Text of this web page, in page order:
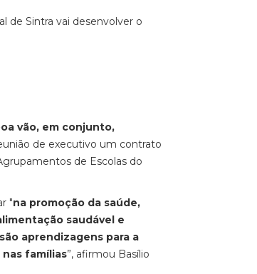
de Sintra vai desenvolver o
vão, em conjunto,
de executivo um contrato
de Escolas do
"na promoção da saúde,
saudável e
aprendizagens para a
famílias”, afirmou Basílio